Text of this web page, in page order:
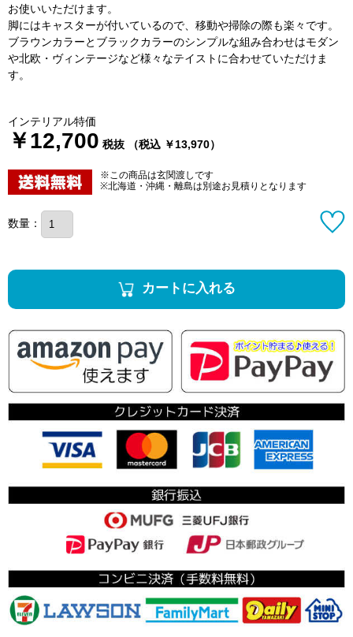
お使いいただけます。
脚にはキャスターが付いているので、移動や掃除の際も楽々です。
ブラウンカラーとブラックカラーのシンプルな組み合わせはモダン
や北欧・ヴィンテージなど様々なテイストに合わせていただけま
す。
インテリアル特価
￥12,700 税抜 （税込 ￥13,970）
※この商品は玄関渡しです
※北海道・沖縄・離島は別途お見積りとなります
数量：
カートに入れる